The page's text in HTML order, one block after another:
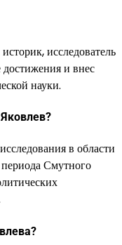
исследователь
и внес
науки.
в области
Смутного